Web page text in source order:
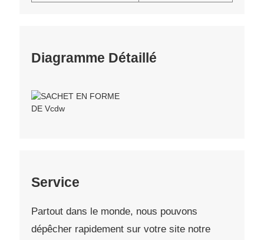
Diagramme Détaillé
Service
Partout dans le monde, nous pouvons
dépêcher rapidement sur votre site notre